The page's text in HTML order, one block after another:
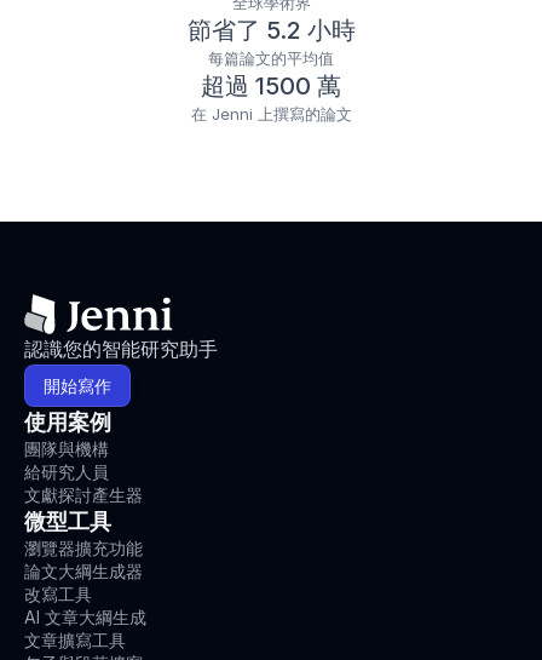
節省了 5.2 小時
每篇論文的平均值
超過 1500 萬
在 Jenni 上撰寫的論文
認識您的智能研究助手
開始寫作
使用案例
團隊與機構
給研究人員
文獻探討產生器
微型工具
瀏覽器擴充功能
論文大綱生成器
改寫工具
AI 文章大綱生成
文章擴寫工具